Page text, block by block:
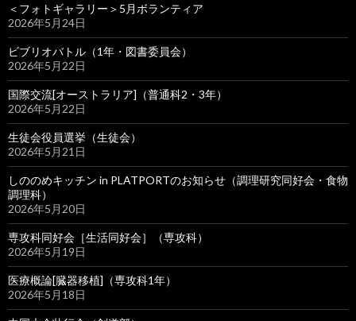
＜フォトギャラリー＞5月ボランティア
2026年5月24日
ビブリオバトル（1年・図書委員会）
2026年5月22日
国際交流[オーストラリア]（普通科2・3年）
2026年5月22日
生徒会役員選挙（生徒会）
2026年5月21日
しののめキッチン in PLATPORTのお知らせ（調理研究同好会・食物
調理科）
2026年5月20日
専攻科同好会［生活同好会］（専攻科）
2026年5月19日
医療概論[臓器移植]（専攻科1年）
2026年5月18日